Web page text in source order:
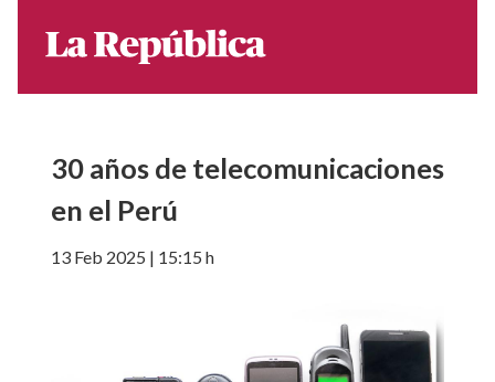
30 años de telecomunicaciones
en el Perú
13 Feb 2025 | 15:15 h